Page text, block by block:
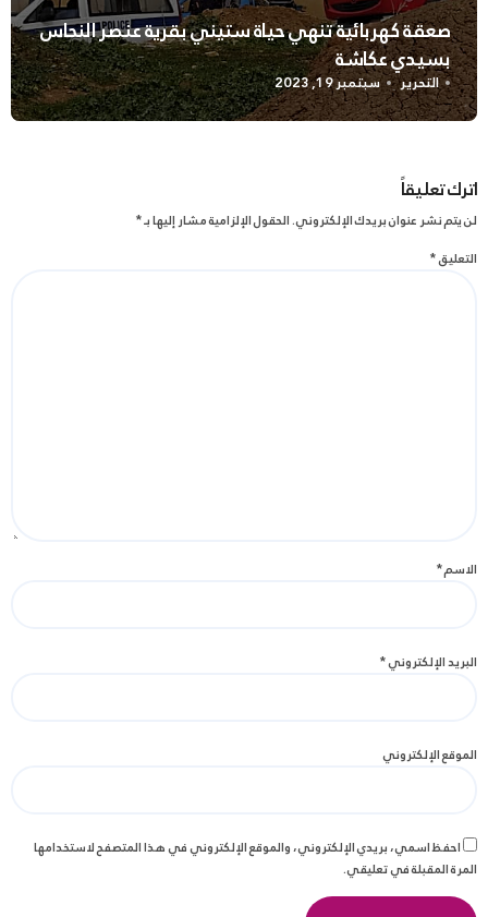
صعقة كهربائية تنهي حياة ستيني بقرية عنصر النحاس
بسيدي عكاشة
التحرير سبتمبر 19, 2023
اترك تعليقاً
لن يتم نشر عنوان بريدك الإلكتروني.الحقول الإلزامية مشار إليها بـ*
التعليق*
الاسم*
البريد الإلكتروني*
الموقع الإلكتروني
احفظ اسمي، بريدي الإلكتروني، والموقع الإلكتروني في هذا المتصفح لاستخدامها
المرة المقبلة في تعليقي.